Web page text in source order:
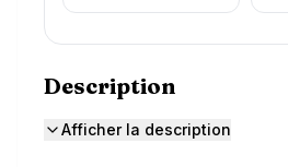
Description
Afficher la description